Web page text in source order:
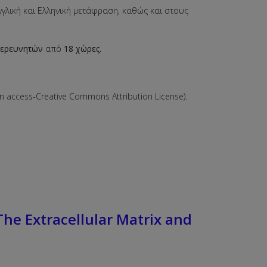
και Ελληνική μετάφραση, καθώς και στους
από 18 χώρες.
access-Creative Commons Attribution License).
Extracellular Matrix and